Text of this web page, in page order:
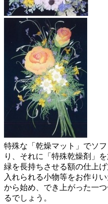
特殊な「乾燥マット」でソ
り、それに「特殊乾燥剤」
緑を長持ちさせる額の仕上
入れられる小物等をお作り
から始め、でき上がった一
るでしょう。